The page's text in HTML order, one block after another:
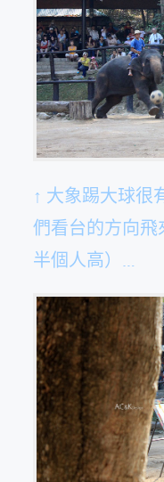
↑ 大象踢大球很
們看台的方向
半個人高）…